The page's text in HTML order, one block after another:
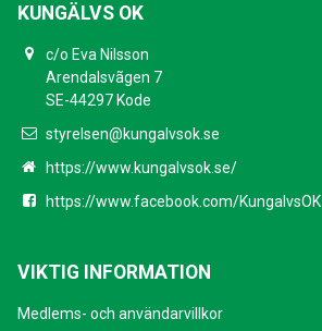
KUNGÄLVS OK
c/o Eva Nilsson
Arendalsvãgen 7
SE-44297 Kode
styrelsen@kungalvsok.se
https://www.kungalvsok.se/
https://www.facebook.com/KungalvsOK
VIKTIG INFORMATION
Medlems- och användarvillkor